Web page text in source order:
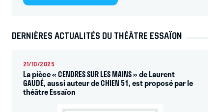
DERNIÈRES ACTUALITÉS DU THÉÂTRE ESSAÏON
21/10/2025
La pièce « CENDRES SUR LES MAINS » de Laurent
GAUDÉ, aussi auteur de CHIEN 51, est proposé par le
théâtre Essaïon